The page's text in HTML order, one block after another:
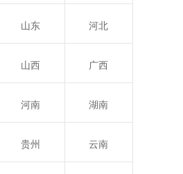
山东 河北
山西 广西
河南 湖南
贵州 云南